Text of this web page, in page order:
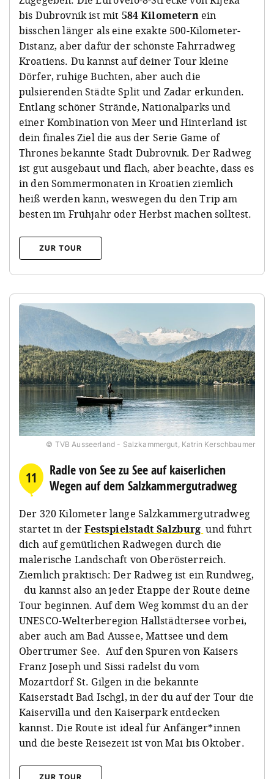
bis Dubrovnik ist mit 584 Kilometernein
bisschen länger als eine exakte 500-Kilometer-
Distanz, aber dafür der schönste Fahrradweg
Kroatiens. Du kannst auf deiner Tour kleine
Dörfer, ruhige Buchten, aber auch die
pulsierenden Städte Split und Zadar erkunden.
Entlang schöner Strände, Nationalparks und
einer Kombination von Meer und Hinterland ist
dein finales Ziel die aus der Serie Game of
Thrones bekannte Stadt Dubrovnik. Der Radweg
ist gut ausgebaut und flach, aber beachte, dass es
in den Sommermonaten in Kroatien ziemlich
heiß werden kann, weswegen du den Trip am
besten im Frühjahr oder Herbst machen solltest.
ZUR TOUR
© TVB Ausseerland - Salzkammergut, Katrin Kerschbaumer
11
Radle von See zu See auf kaiserlichen
Wegen auf dem Salzkammergutradweg
Der 320 Kilometer lange Salzkammergutradweg
startet in derFestspielstadt Salzburg und führt
dich auf gemütlichen Radwegen durch die
malerische Landschaft von Oberösterreich.
Ziemlich praktisch: Der Radweg ist ein Rundweg,
du kannst also an jeder Etappe der Route deine
Tour beginnen. Auf dem Weg kommst du an der
UNESCO-Welterberegion Hallstädtersee vorbei,
aber auch am Bad Aussee, Mattsee und dem
Obertrumer See. Auf den Spuren von Kaisers
Franz Joseph und Sissi radelst du vom
Mozartdorf St. Gilgen in die bekannte
Kaiserstadt Bad Ischgl, in der du auf der Tour die
Kaiservilla und den Kaiserpark entdecken
kannst. Die Route ist ideal für Anfänger*innen
und die beste Reisezeit ist von Mai bis Oktober.
ZUR TOUR